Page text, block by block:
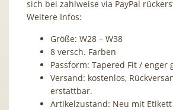
sich bei zahlweise via PayPal
Weitere Infos:
Größe: W28 – W38
8 versch. Farben
Passform: Tapered Fit / enger
Versand: kostenlos,
erstattbar.
Artikelzustand: Neu mit Etikett